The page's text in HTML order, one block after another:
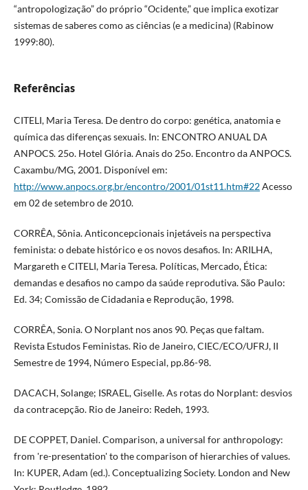
“antropologização” do próprio “Ocidente,” que implica exotizar
sistemas de saberes como as ciências (e a medicina) (Rabinow
1999:80).
Referências
CITELI, Maria Teresa. De dentro do corpo: genética, anatomia e
química das diferenças sexuais. In: ENCONTRO ANUAL DA
ANPOCS. 25o. Hotel Glória. Anais do 25o. Encontro da ANPOCS.
Caxambu/MG, 2001. Disponível em:
http://www.anpocs.org.br/encontro/2001/01st11.htm#22Acesso
em 02 de setembro de 2010.
CORRÊA, Sônia. Anticoncepcionais injetáveis na perspectiva
feminista: o debate histórico e os novos desafios. In: ARILHA,
Margareth e CITELI, Maria Teresa. Políticas, Mercado, Ética:
demandas e desafios no campo da saúde reprodutiva. São Paulo:
Ed. 34; Comissão de Cidadania e Reprodução, 1998.
CORRÊA, Sonia. O Norplant nos anos 90. Peças que faltam.
Revista Estudos Feministas. Rio de Janeiro, CIEC/ECO/UFRJ, II
Semestre de 1994, Número Especial, pp.86-98.
DACACH, Solange; ISRAEL, Giselle. As rotas do Norplant: desvios
da contracepção. Rio de Janeiro: Redeh, 1993.
DE COPPET, Daniel. Comparison, a universal for anthropology:
from 're-presentation' to the comparison of hierarchies of values.
In: KUPER, Adam (ed.). Conceptualizing Society. London and New